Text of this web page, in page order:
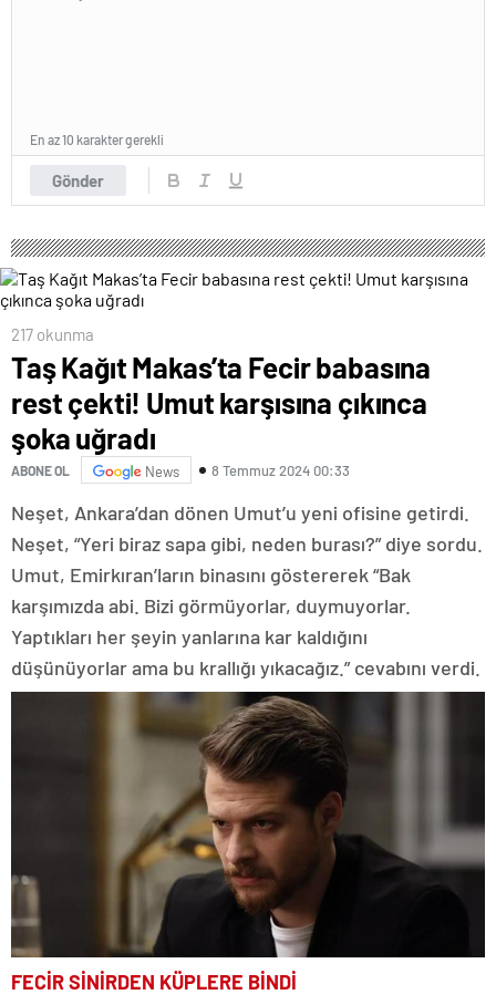
Gönder
En az 10 karakter gerekli
217 okunma
Taş Kağıt Makas’ta Fecir babasına
rest çekti! Umut karşısına çıkınca
şoka uğradı
ABONE OL News 8 Temmuz 2024 00:33
Neşet, Ankara’dan dönen Umut’u yeni ofisine getirdi.
Neşet, “Yeri biraz sapa gibi, neden burası?” diye sordu.
Umut, Emirkıran’ların binasını göstererek “Bak
karşımızda abi. Bizi görmüyorlar, duymuyorlar.
Yaptıkları her şeyin yanlarına kar kaldığını
düşünüyorlar ama bu krallığı yıkacağız.” cevabını verdi.
FECİR SİNİRDEN KÜPLERE BİNDİ